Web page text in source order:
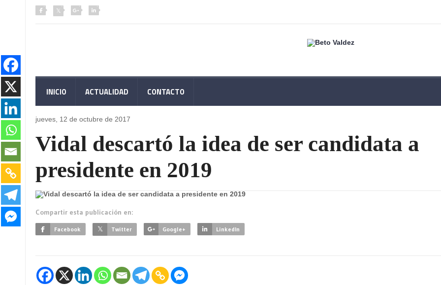
INICIO ACTUALIDAD CONTACTO
jueves, 12 de octubre de 2017
Vidal descartó la idea de ser candidata a
presidente en 2019
Compartir esta publicación en:
Facebook Twitter Google+ LinkedIn